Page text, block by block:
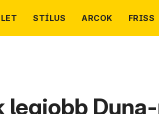
STÍLUS ARCOK FRISS
legjobb